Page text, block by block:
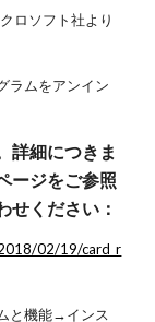
ロソフト社より
ラムをアンイン
詳細につきま
ージをご参照
せください：
02/19/card_r
と機能→インス